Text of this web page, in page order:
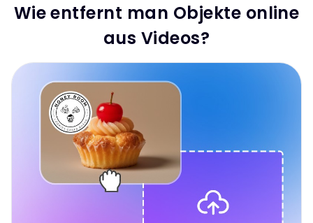
Wie entfernt man Objekte online
aus Videos?